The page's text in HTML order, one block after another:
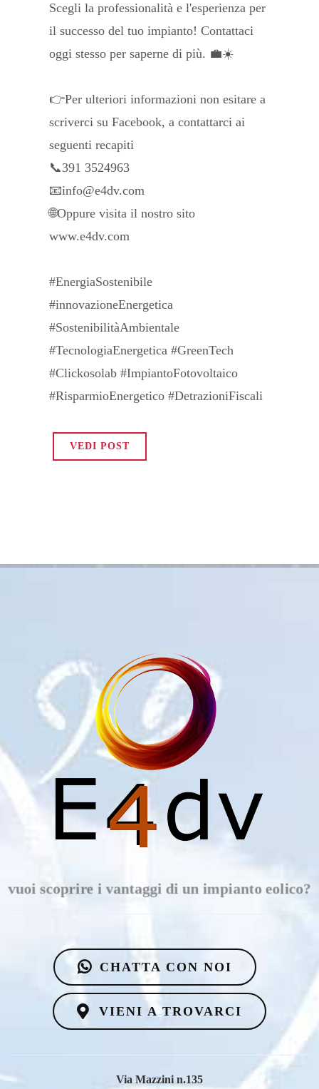
Scegli la professionalità e l'esperienza per
il successo del tuo impianto! Contattaci
oggi stesso per saperne di più. 💼☀️
👉Per ulteriori informazioni non esitare a
scriverci su Facebook, a contattarci ai
seguenti recapiti
📞391 3524963
📧info@e4dv.com
🌐Oppure visita il nostro sito
www.e4dv.com
#EnergiaSostenibile
#innovazioneEnergetica
#SostenibilitàAmbientale
#TecnologiaEnergetica #GreenTech
#Clickosolab #ImpiantoFotovoltaico
#RisparmioEnergetico #DetrazioniFiscali
VEDI POST
vuoi scoprire i vantaggi di un impianto eolico?
CHATTA CON NOI
VIENI A TROVARCI
Via Mazzini n.135